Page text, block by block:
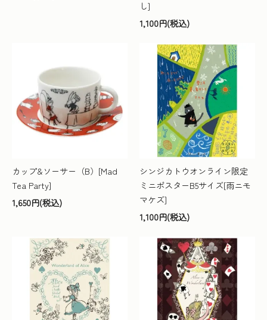
し]
1,100円(税込)
カップ&ソーサー（B）[Mad
Tea Party]
1,650円(税込)
シンジカトウオンライン限定
ミニポスターB5サイズ[雨ニモ
マケズ]
1,100円(税込)